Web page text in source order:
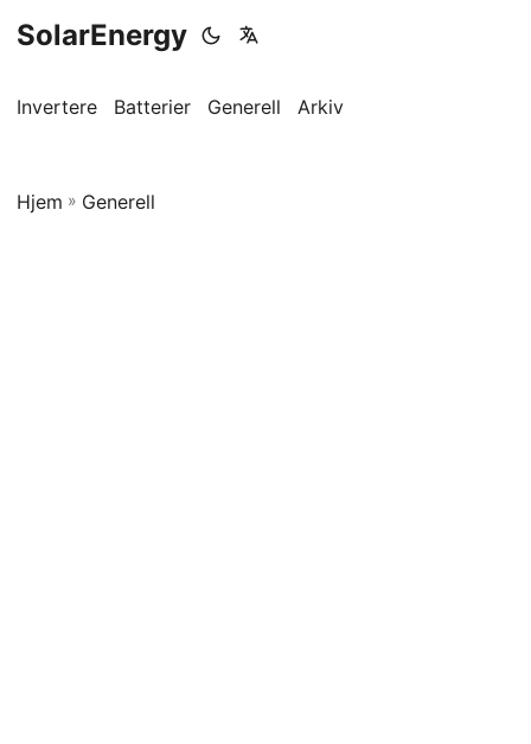
SolarEnergy
Invertere Batterier Generell Arkiv
Hjem » Generell